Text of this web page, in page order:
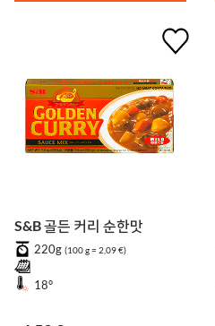
S&B 골든 커리 순한맛
220g (100 g = 2,09 €)
18°